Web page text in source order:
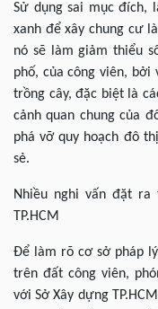
Sử dụng sai mục đích,
xanh để xây chung cư
nó sẽ làm giảm thiểu
phố, của công viên,
trồng cây, đặc biệt là
cảnh quan chung của
phá vỡ quy hoạch đô
sẻ.
Nhiều nghi vấn đặt ra
TP.HCM
Để làm rõ cơ sở pháp
trên đất công viên,
với Sở Xây dựng